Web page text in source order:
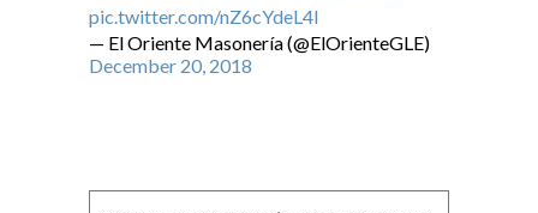
pic.twitter.com/nZ6cYdeL4I
— El Oriente Masonería (@ElOrienteGLE)
December 20, 2018